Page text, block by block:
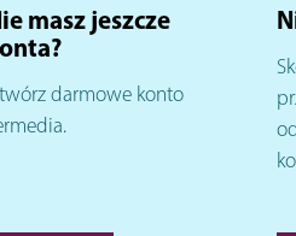
masz jeszcze
darmowe konto